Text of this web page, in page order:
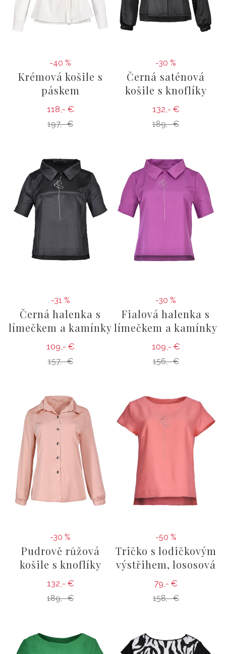
-40 %
Krémová košile s
páskem
118,- €
197,- €
-30 %
Černá saténová
košile s knoflíky
132,- €
189,- €
-31 %
Černá halenka s
límečkem a kamínky
109,- €
157,- €
-30 %
Fialová halenka s
límečkem a kamínky
109,- €
156,- €
-30 %
Pudrově růžová
košile s knoflíky
132,- €
189,- €
-50 %
Tričko s lodičkovým
výstřihem, lososová
79,- €
158,- €